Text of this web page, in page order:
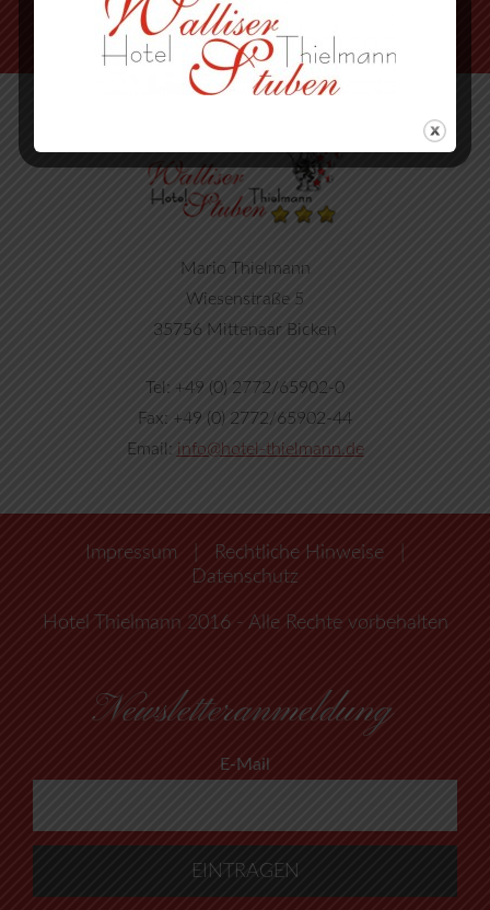
Mario Thielmann
Wiesenstraße 5
35756 Mittenaar Bicken
Tel: +49 (0) 2772/65902-0
Fax: +49 (0) 2772/65902-44
Email: info@hotel-thielmann.de
Impressum Rechtliche Hinweise
Datenschutz
Hotel Thielmann 2016 - Alle Rechte vorbehalten
Newsletteranmeldung
E-Mail